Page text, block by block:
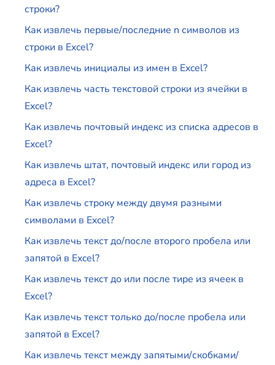
строки?
Как извлечь первые/последние n символов из
строки в Excel?
Как извлечь инициалы из имен в Excel?
Как извлечь часть текстовой строки из ячейки в
Excel?
Как извлечь почтовый индекс из списка адресов в
Excel?
Как извлечь штат, почтовый индекс или город из
адреса в Excel?
Как извлечь строку между двумя разными
символами в Excel?
Как извлечь текст до/после второго пробела или
запятой в Excel?
Как извлечь текст до или после тире из ячеек в
Excel?
Как извлечь текст только до/после пробела или
запятой в Excel?
Как извлечь текст между запятыми/скобками/